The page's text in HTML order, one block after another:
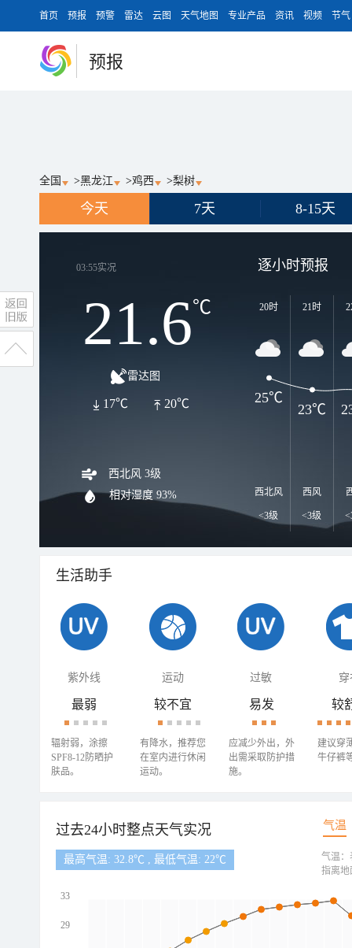
首页 预报 预警 雷达 云图 天气地图 专业产品 资讯 视频 节气
预报
全国 >黑龙江 >鸡西 >梨树
今天 7天 8-15天
03:55实况
21.6℃
雷达图
20℃
17℃
西北风 3级
相对湿度 93%
逐小时预报
20时
西北风
<3级
21时
西风
<3级
25℃
23℃
生活助手
紫外线 运动 过敏 穿
最弱
辐射弱，涂擦
SPF8-12防晒护
肤品。
较不宜
有降水，推荐您
在室内进行休闲
运动。
易发
应减少外出，外
出需采取防护措
施。
较
建议穿
牛仔裤
过去24小时整点天气实况 气温
最高气温: 32.8℃ , 最低气温: 22℃
33
29
气温：
指离地